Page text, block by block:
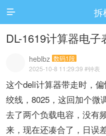
访问电脑版
 拆
DL-1619计算器电子
heblbz 数码1段
2025-10-8 11:29:39 #钟表
这个deli计算器带走时，
绞线，8025，这回加个微
去了两个负载电容，没有
来，现在还凑合了，日误